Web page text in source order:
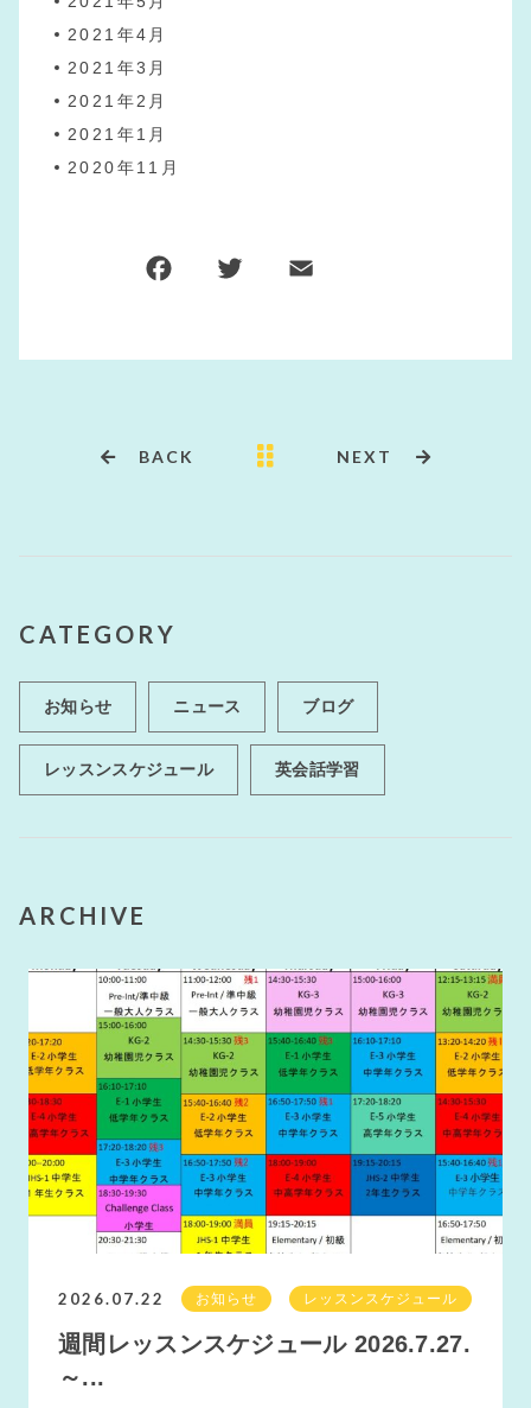
2021年4月
2021年3月
2021年2月
2021年1月
2020年11月
o
BACK NEXT
CATEGORY
お知らせ ニュース ブログ
レッスンスケジュール 英会話学習
ARCHIVE
2026.07.22 お知らせ レッスンスケジュール
週間レッスンスケジュール 2026.7.27.
～...